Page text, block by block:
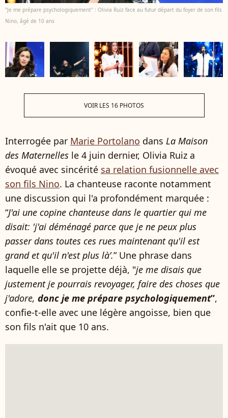
"Je me prépare psychologiquement" : Olivia Ruiz face au futur départ du foyer de son fils
Nino, âgé de 10 ans
VOIR LES 16 PHOTOS
Interrogée par Marie Portolano dans La Maison
des Maternelles le 4 juin dernier, Olivia Ruiz a
évoqué avec sincérité sa relation fusionnelle avec
son fils Nino. La chanteuse raconte notamment
une discussion qui l'a profondément marquée :
“J'ai une copine chanteuse dans le quartier qui me
disait: 'j'ai déménagé parce que je ne peux plus
passer dans toutes ces rues maintenant qu'il est
grand et qu'il n'est plus là’.” Une phrase dans
laquelle elle se projette déjà, "je me disais que
justement je pourrais revoyager, faire des choses que
j'adore, donc je me prépare psychologiquement”,
confie-t-elle avec une légère angoisse, bien que
son fils n'ait que 10 ans.